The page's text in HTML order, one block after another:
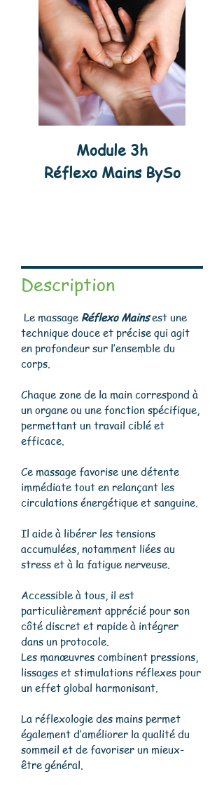
Module 3h
Réflexo Mains BySo
Description​
Le massage Réflexo Mainsest une
technique douce et précise qui agit
en profondeur sur l’ensemble du
corps.
Chaque zone de la main correspond à
un organe ou une fonction spécifique,
permettant un travail ciblé et
efficace.
Ce massage favorise une détente
immédiate tout en relançant les
circulations énergétique et sanguine.
Il aide à libérer les tensions
accumulées, notamment liées au
stress et à la fatigue nerveuse.
Accessible à tous, il est
particulièrement apprécié pour son
côté discret et rapide à intégrer
dans un protocole.
Les manœuvres combinent pressions,
lissages et stimulations réflexes pour
un effet global harmonisant.
La réflexologie des mains permet
également d’améliorer la qualité du
sommeil et de favoriser un mieux-
être général.